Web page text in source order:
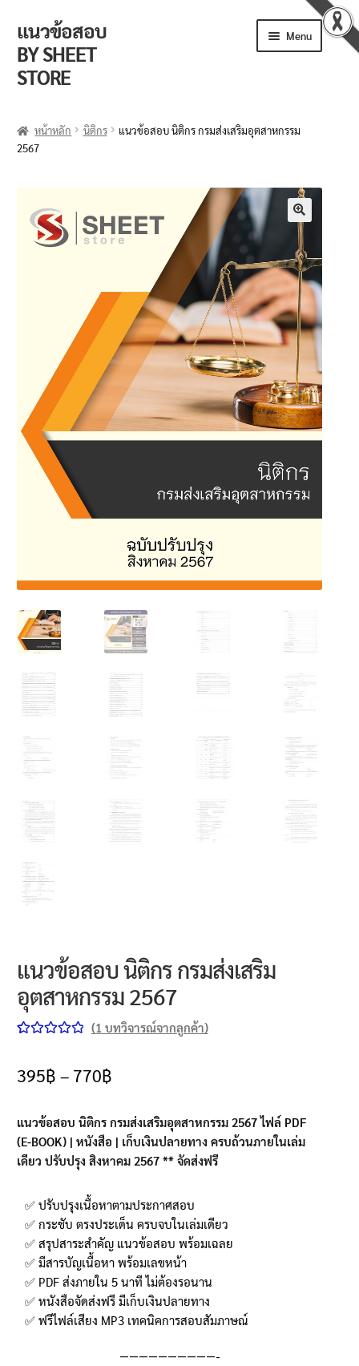
แนวข้อสอบ
BY SHEET
STORE
Menu
ตะกร้าสินค้า
แจ้งชำระเงิน
ติดตามพัสดุ
ข่าวเปิดสอบงานราชการ
นโยบายคืนสินค้าและการจัดส่ง​
คำถามที่พบบ่อย
หน้าหลัก นิติกร
แนวข้อสอบ นิติกร กรมส่งเสริมอุตสาหกรรม
2567
🔍
แนวข้อสอบ นิติกร กรมส่งเสริม
อุตสาหกรรม 2567
คะแนนเต็ม
คะแนนของ
ลูกค้า
(1 บทวิจารณ์จากลูกค้า)
395฿ – 770฿
แนวข้อสอบ นิติกร กรมส่งเสริมอุตสาหกรรม 2567 ไฟล์ PDF
(E-BOOK) | หนังสือ | เก็บเงินปลายทาง ครบถ้วนภายในเล่ม
เดียว ปรับปรุง สิงหาคม 2567 ** จัดส่งฟรี
✅ ปรับปรุงเนื้อหาตามประกาศสอบ
✅ กระชับ ตรงประเด็น ครบจบในเล่มเดียว
✅ สรุปสาระสำคัญ แนวข้อสอบ พร้อมเฉลย
✅ มีสารบัญเนื้อหา พร้อมเลขหน้า
✅ PDF ส่งภายใน 5 นาที ไม่ต้องรอนาน
✅ หนังสือจัดส่งฟรี มีเก็บเงินปลายทาง
✅ ฟรีไฟล์เสียง MP3 เทคนิคการสอบสัมภาษณ์
——————————-